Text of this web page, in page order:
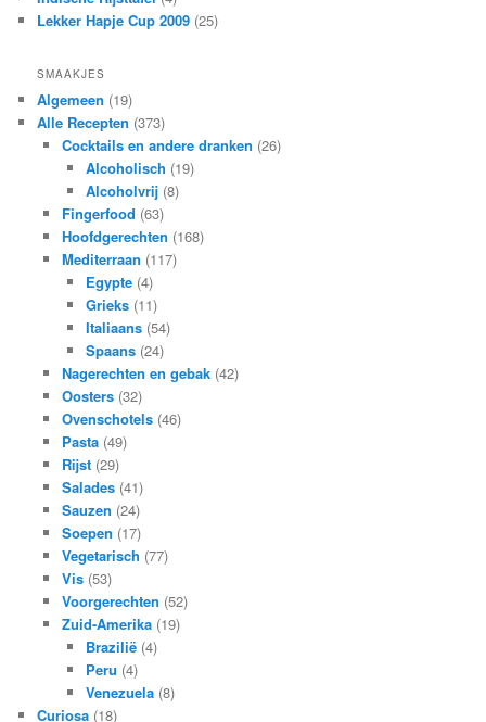
Lekker Hapje Cup 2009 (25)
SMAAKJES
Algemeen (19)
Alle Recepten (373)
Cocktails en andere dranken (26)
Alcoholisch (19)
Alcoholvrij (8)
Fingerfood (63)
Hoofdgerechten (168)
Mediterraan (117)
Egypte (4)
Grieks (11)
Italiaans (54)
Spaans (24)
Nagerechten en gebak(42)
Oosters(32)
Ovenschotels(46)
Pasta(49)
Rijst(29)
Salades(41)
Sauzen (24)
Soepen (17)
Vegetarisch (77)
Vis(53)
Voorgerechten (52)
Zuid-Amerika(19)
Brazilië (4)
Peru (4)
Venezuela (8)
Curiosa (18)